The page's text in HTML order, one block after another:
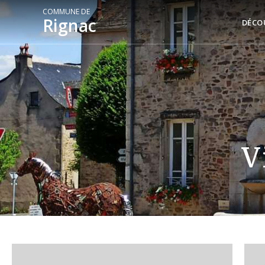
COMMUNE DE
Rignac